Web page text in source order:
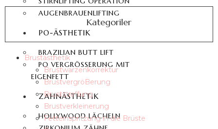
AUGENBRAUENLIFTING
PO-ÄSTHETIK
BRAZILIAN BUTT LIFT
PO VERGRÖSSERUNG MIT E
IGENFETT
ZAHNÄSTHETIK
HOLLYWOOD LÄCHELN
Kategoriler
Brustästhetik
Brustwarzenkorrektur
BrustvergröBerung
Bruststraffung
Brustverkleinerung
Fetteinspritzung in die Brüste